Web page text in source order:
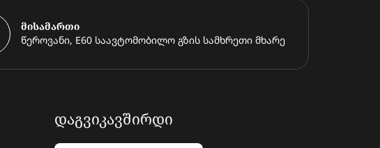
მისამართი
წეროვანი, E60 საავტომობილო გზის სამხრეთი მხარე
ᲓᲐᲒᲕᲘᲙᲐᲕᲨᲘᲠᲓᲘ